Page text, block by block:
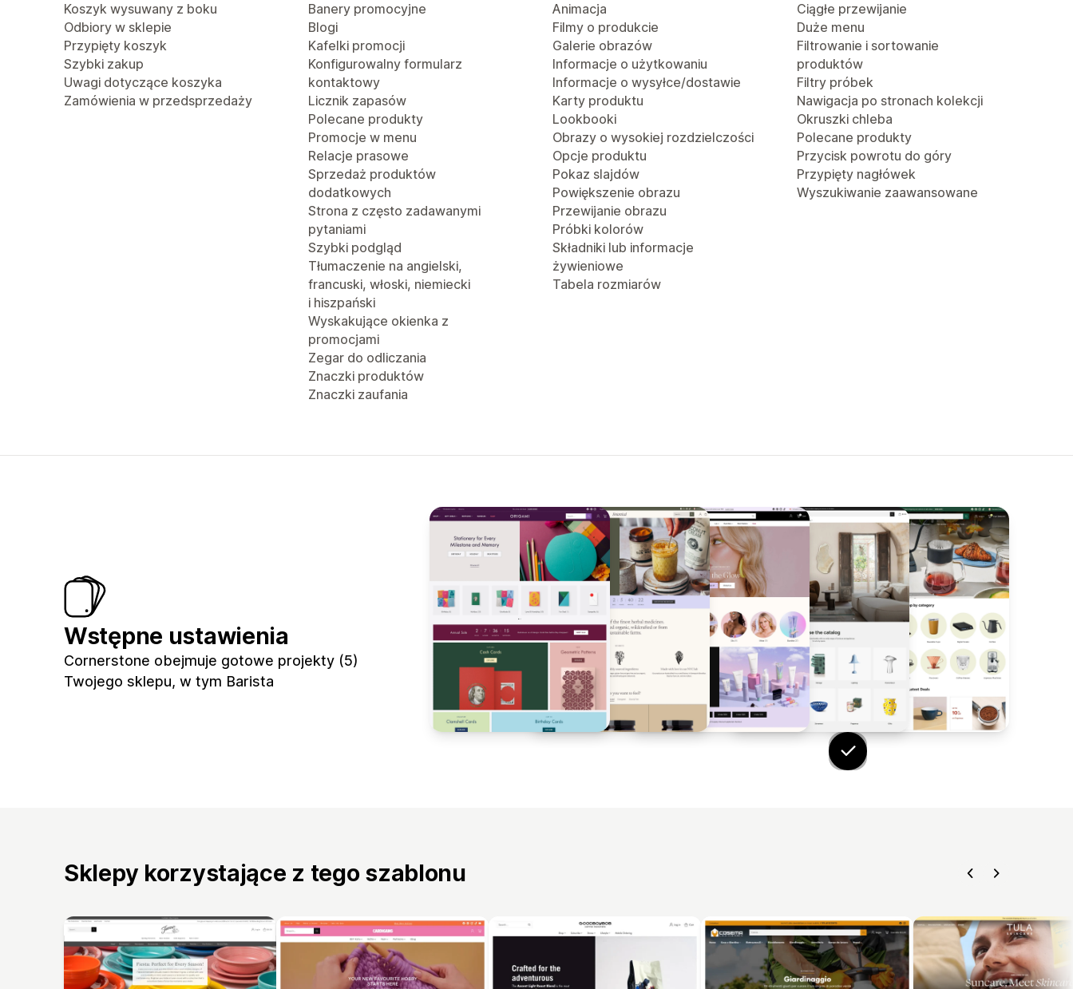
Koszyk wysuwany z boku
Odbiory w sklepie
Przypięty koszyk
Szybki zakup
Uwagi dotyczące koszyka
Zamówienia w przedsprzedaży
Banery promocyjne
Blogi
Kafelki promocji
Konfigurowalny formularz
kontaktowy
Licznik zapasów
Polecane produkty
Promocje w menu
Relacje prasowe
Sprzedaż produktów
dodatkowych
Strona z często zadawanymi
pytaniami
Szybki podgląd
Tłumaczenie na angielski,
francuski, włoski, niemiecki
i hiszpański
Wyskakujące okienka z
promocjami
Zegar do odliczania
Znaczki produktów
Znaczki zaufania
Animacja
Filmy o produkcie
Galerie obrazów
Informacje o użytkowaniu
Informacje o wysyłce/dostawie
Karty produktu
Lookbooki
Obrazy o wysokiej rozdzielczości
Opcje produktu
Pokaz slajdów
Powiększenie obrazu
Przewijanie obrazu
Próbki kolorów
Składniki lub informacje
żywieniowe
Tabela rozmiarów
Ciągłe przewijanie
Duże menu
Filtrowanie i sortowanie
produktów
Filtry próbek
Nawigacja po stronach kolekcji
Okruszki chleba
Polecane produkty
Przycisk powrotu do góry
Przypięty nagłówek
Wyszukiwanie zaawansowane
Wstępne ustawienia
Cornerstone obejmuje gotowe projekty (5)
Twojego sklepu, w tym Barista
Sklepy korzystające z tego szablonu